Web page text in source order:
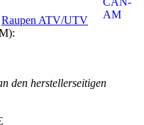
den herstellerseitigen
Raupen ATV/UTV